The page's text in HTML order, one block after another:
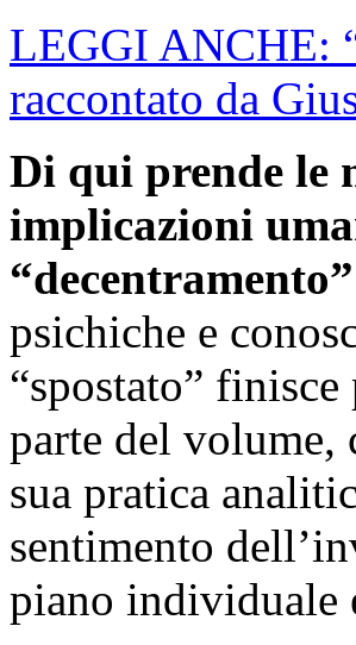
LEGGI ANCHE:
raccontato da
Di qui prende le
implicazioni
psichiche e
“spostato”
parte del
sua pratica
sentimento
piano individuale